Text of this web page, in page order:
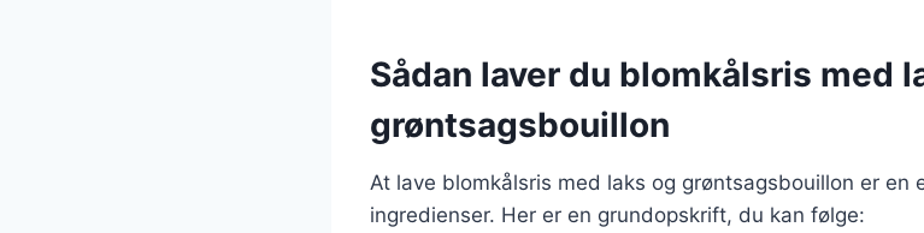
Sådan laver du blomkålsris med
grøntsagsbouillon
At lave blomkålsris med laks og grøntsagsbouillon er
ingredienser. Her er en grundopskrift, du kan følge: